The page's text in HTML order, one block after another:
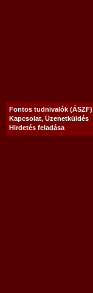
Fontos tudnivalók (ÁSZF)
Kapcsolat, Üzenetküldés
Hirdetés feladása